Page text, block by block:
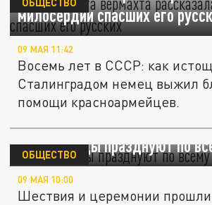
милосердии спасших его
09 МАЯ 11:42
Восемь лет в СССР: как
Сталинградом немец выжил
помощи красноармейцев.
День Победы празднуют по
ОБЩЕСТВО
09 МАЯ 10:00
Шествия и церемонии